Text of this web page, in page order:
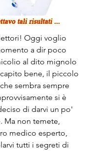
Oggi voglio
a dir poco
al dito mignolo
bene, il piccolo
sembra sempre
si è
di darvi un po'
Ma non temete,
medico esperto,
tutti i segreti di